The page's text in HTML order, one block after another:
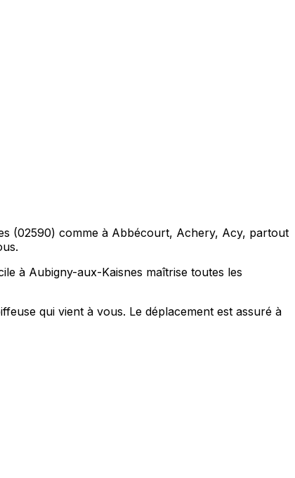
(02590) comme à Abbécourt, Achery, Acy, partout
à Aubigny-aux-Kaisnes maîtrise toutes les
qui vient à vous. Le déplacement est assuré à